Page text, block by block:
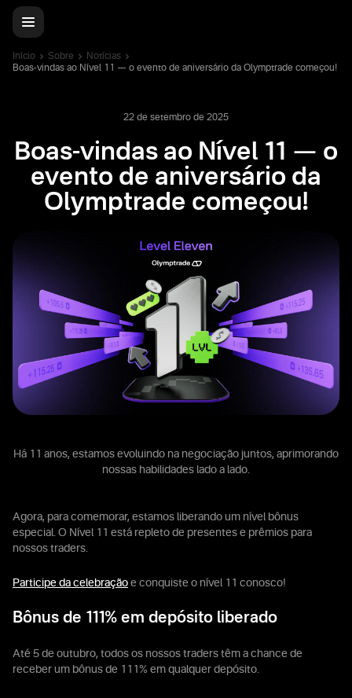
Início Sobre
Notícias
Boas-vindas ao Nível 11 — o evento de aniversário da Olymptrade começou!
22 de setembro de 2025
Boas-vindas ao Nível 11 — o
evento de aniversário da
Olymptrade começou!
Há 11 anos, estamos evoluindo na negociação juntos, aprimorando
nossas habilidades lado a lado.
Agora, para comemorar, estamos liberando um nível bônus
especial. O Nível 11 está repleto de presentes e prêmios para
nossos traders.
Participe da celebração e conquiste o nível 11 conosco!
Bônus de 111% em depósito liberado
Até 5 de outubro, todos os nossos traders têm a chance de
receber um bônus de 111% em qualquer depósito.